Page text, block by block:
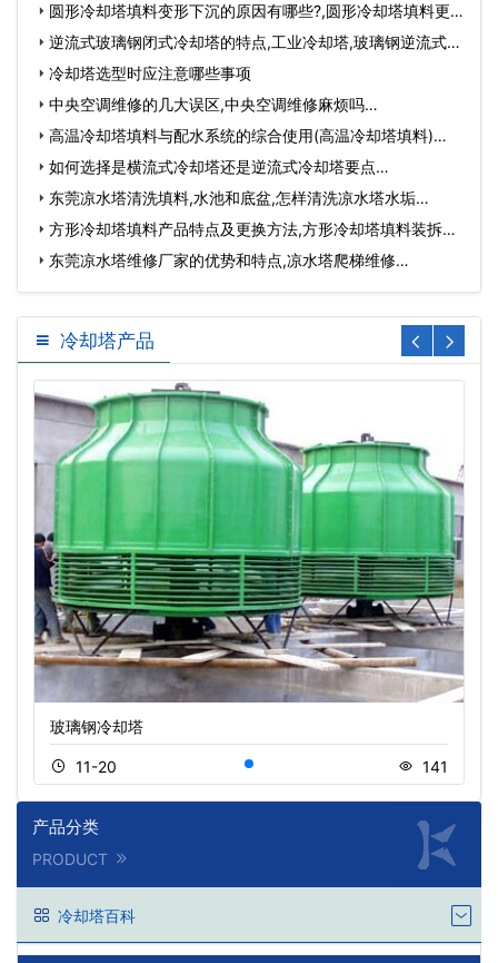
板…圆形冷却塔填料变形下沉的原因有哪些?,圆形冷却塔填料更
换…逆流式玻璃钢闭式冷却塔的特点,工业冷却塔,玻璃钢逆流式
冷…冷却塔选型时应注意哪些事项
中央空调维修的几大误区,中央空调维修麻烦吗…
高温冷却塔填料与配水系统的综合使用(高温冷却塔填料)…
如何选择是横流式冷却塔还是逆流式冷却塔要点…
东莞凉水塔清洗填料,水池和底盆,怎样清洗凉水塔水垢…
方形冷却塔填料产品特点及更换方法,方形冷却塔填料装拆方
法…东莞凉水塔维修厂家的优势和特点,凉水塔爬梯维修…
冷却塔产品
玻璃钢冷却塔
11-20 141
产品分类
PRODUCT
冷却塔百科